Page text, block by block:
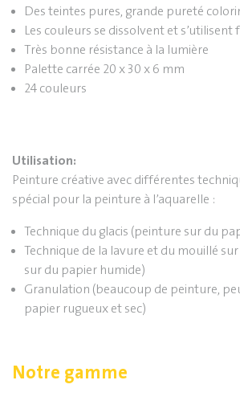
Des teintes pures, grande pureté
Les couleurs se dissolvent et s’utilisent
Très bonne résistance à la lumière
Palette carrée 20 x 30 x 6 mm
24 couleurs
Utilisation:
Peinture créative avec différentes
spécial pour la peinture à l’aquarelle :
Technique du glacis (peinture sur du
Technique de la lavure et du mouillé
sur du papier humide)
Granulation (beaucoup de peinture,
papier rugueux et sec)
Notre gamme